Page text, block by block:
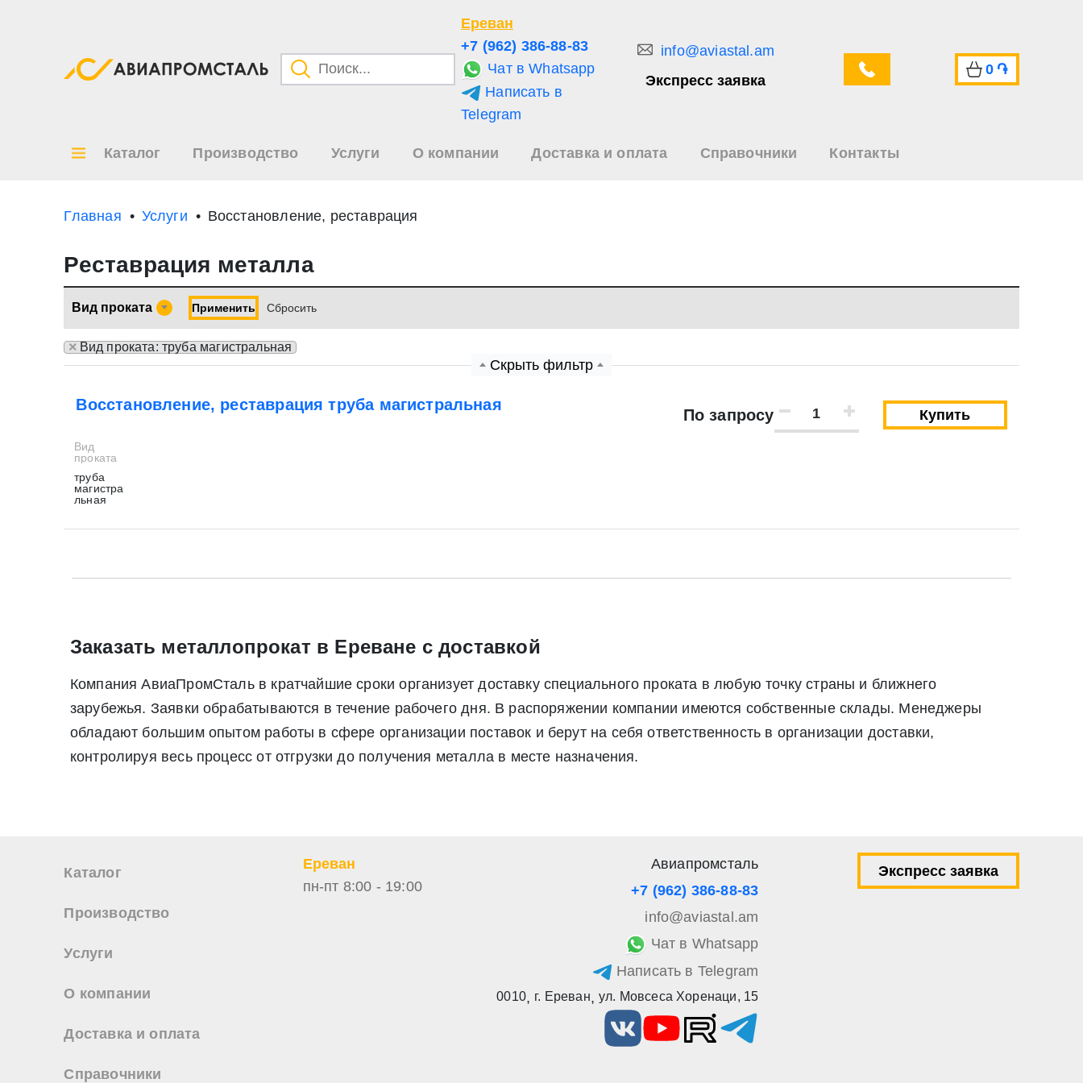
Ереван
+7 (962) 386-88-83
Чат в Whatsapp
Написать в
Telegram
info@aviastal.am
Экспресс заявка
0 ֏
Каталог Производство Услуги О компании Доставка и оплата Справочники Контакты
Главная Услуги Восстановление, реставрация
Реставрация металла
Вид проката Применить Cбросить
× Вид проката: труба магистральная
Скрыть фильтр
Восстановление, реставрация труба магистральная
По запросу
Вид
проката
труба
магистра
льная
Купить
Заказать металлопрокат в Ереване с доставкой
Компания АвиаПромСталь в кратчайшие сроки организует доставку специального проката в любую точку страны и ближнего
зарубежья. Заявки обрабатываются в течение рабочего дня. В распоряжении компании имеются собственные склады. Менеджеры
обладают большим опытом работы в сфере организации поставок и берут на себя ответственность в организации доставки,
контролируя весь процесс от отгрузки до получения металла в месте назначения.
Каталог
Производство
Услуги
О компании
Доставка и оплата
Справочники
Ереван
пн-пт 8:00 - 19:00
Авиапромсталь
+7 (962) 386-88-83
info@aviastal.am
Чат в Whatsapp
Написать в Telegram
0010, г. Ереван, ул. Мовсеса Хоренаци, 15
Экспресс заявка
Отправить заявку
июля 2006 г. N 152-ФЗ «О персональных данных», а также соглашаетесь на информационную рассылку по средством e-mail или СМС
Прикрепить файл (до 20 mb)
Отправить заявку
Нажимая на кнопку «Отправить заявку» Вы даете согласие на обработку своих персональных данных в соответствии со статьей 9 Федерального закона от 27 июля 2006 г. N 152-ФЗ «О
персональных данных», а также соглашаетесь на информационную рассылку по средством e-mail или СМС